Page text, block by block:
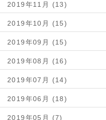
2019年11月 (13)
2019年10月 (15)
2019年09月 (15)
2019年08月 (16)
2019年07月 (14)
2019年06月 (18)
2019年05月 (7)